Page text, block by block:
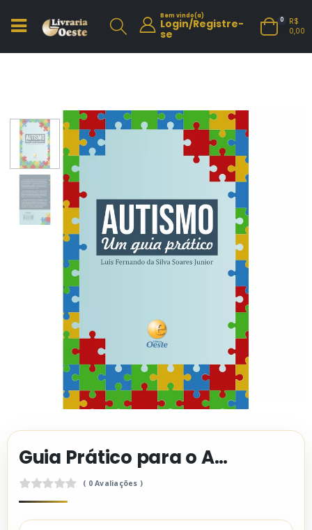
Bem vindo(a)
Login/Registre-
se
0
R$
0,00
Guia Prático para o Autismo - Edição de Bolso
( 0 Avaliações )